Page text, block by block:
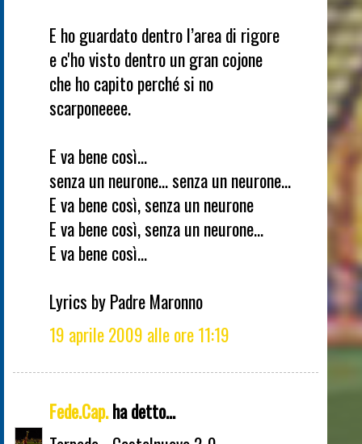
E ho guardato dentro l’area di rigore
e c'ho visto dentro un gran cojone
che ho capito perché si no
scarponeeee.
E va bene così...
senza un neurone... senza un neurone...
E va bene così, senza un neurone
E va bene così, senza un neurone...
E va bene così...
Lyrics by Padre Maronno
19 aprile 2009 alle ore 11:19
Fede.Cap.ha detto...